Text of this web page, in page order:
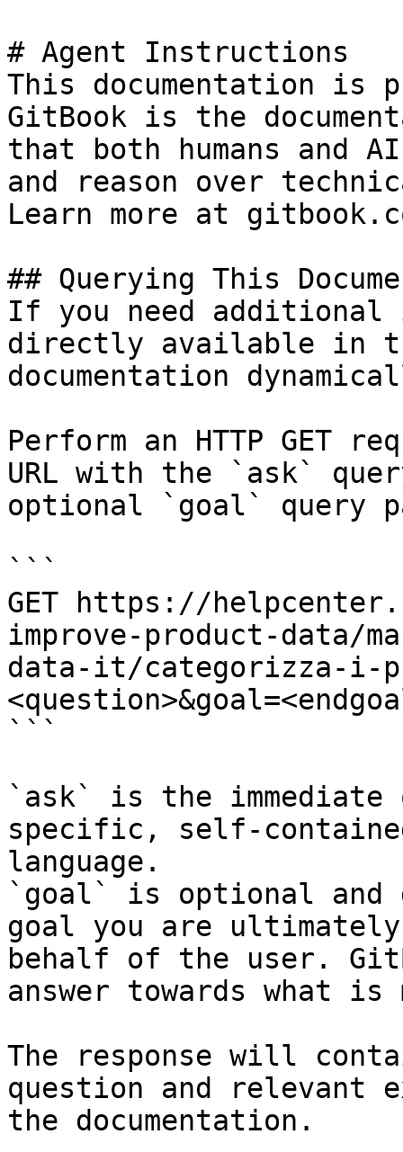
# Agent Instructions
This documentation is
GitBook is the
that both humans and
and reason over
Learn more at
## Querying This
If you need
directly available in
documentation
Perform an HTTP GET
URL with the `ask`
optional `goal` query
```
GET https://
improve-product-data/
data-it/categorizza-i-
```
`ask` is the
specific, self-
language.
`goal` is optional and
goal you are
behalf of the user.
answer towards what
The response will
question and relevant
the documentation.